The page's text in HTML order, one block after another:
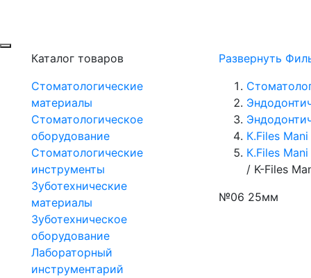
Каталог товаров
Стоматологические
материалы
Стоматологическое
оборудование
Стоматологические
инструменты
Зуботехнические
материалы
Зуботехническое
оборудование
Лабораторный
инструментарий
Развернуть
К.Files Mani
К.Files
/ K-Files
№06 25мм